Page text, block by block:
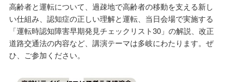
高齢者と運転について、過疎地で高齢者の移動を支える新し
い仕組み、認知症の正しい理解と運転、当日会場で実施する
「運転時認知障害早期発見チェックリスト30」の解説、改正
道路交通法の内容など、講演テーマは多岐にわたります。ぜ
ひ、ご参加ください。